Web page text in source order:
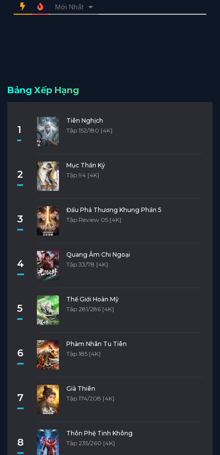
Mới Nhất
Bảng Xếp Hạng
1
Tiên Nghịch
Tập 152/180 [4K]
2
Mục Thần Ký
Tập 94 [4K]
3
Đấu Phá Thương Khung Phần 5
Tập Review 05 [4K]
4
Quang Âm Chi Ngoại
Tập 33/78 [4K]
5
Thế Giới Hoàn Mỹ
Tập 281/286 [4K]
6
Phàm Nhân Tu Tiên
Tập 185 [4K]
7
Già Thiên
Tập 174/208 [4K]
8
Thôn Phệ Tinh Không
Tập 235/260 [4K]